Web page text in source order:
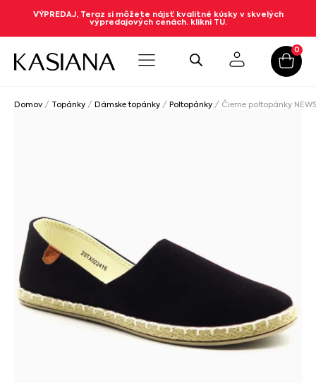
VÝPREDAJ, Teraz si môžete nájsť kvalitné kúsky v skvelých
výpredajových cenách. klikni TU.
0
Domov / Topánky / Dámske topánky / Poltopánky / Čierne poltopánky NEWS